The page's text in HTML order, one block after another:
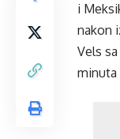
i
nakon
Vels
minuta